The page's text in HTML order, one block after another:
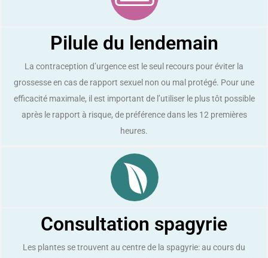
Pilule du lendemain
La contraception d’urgence est le seul recours pour éviter la
grossesse en cas de rapport sexuel non ou mal protégé. Pour une
efficacité maximale, il est important de l’utiliser le plus tôt possible
après le rapport à risque, de préférence dans les 12 premières
heures.
Consultation spagyrie
Les plantes se trouvent au centre de la spagyrie: au cours du